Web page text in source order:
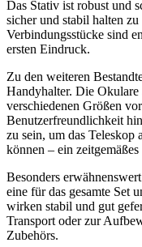
Das Stativ ist robust und
sicher und stabil halten
Verbindungsstücke sind
ersten Eindruck.
Zu den weiteren
Handyhalter. Die Okulare
verschiedenen Größen
Benutzerfreundlichkeit
zu sein, um das Teleskop
können – ein zeitgemäßes
Besonders
eine für das gesamte Set
wirken stabil und gut
Transport oder zur
Zubehörs.